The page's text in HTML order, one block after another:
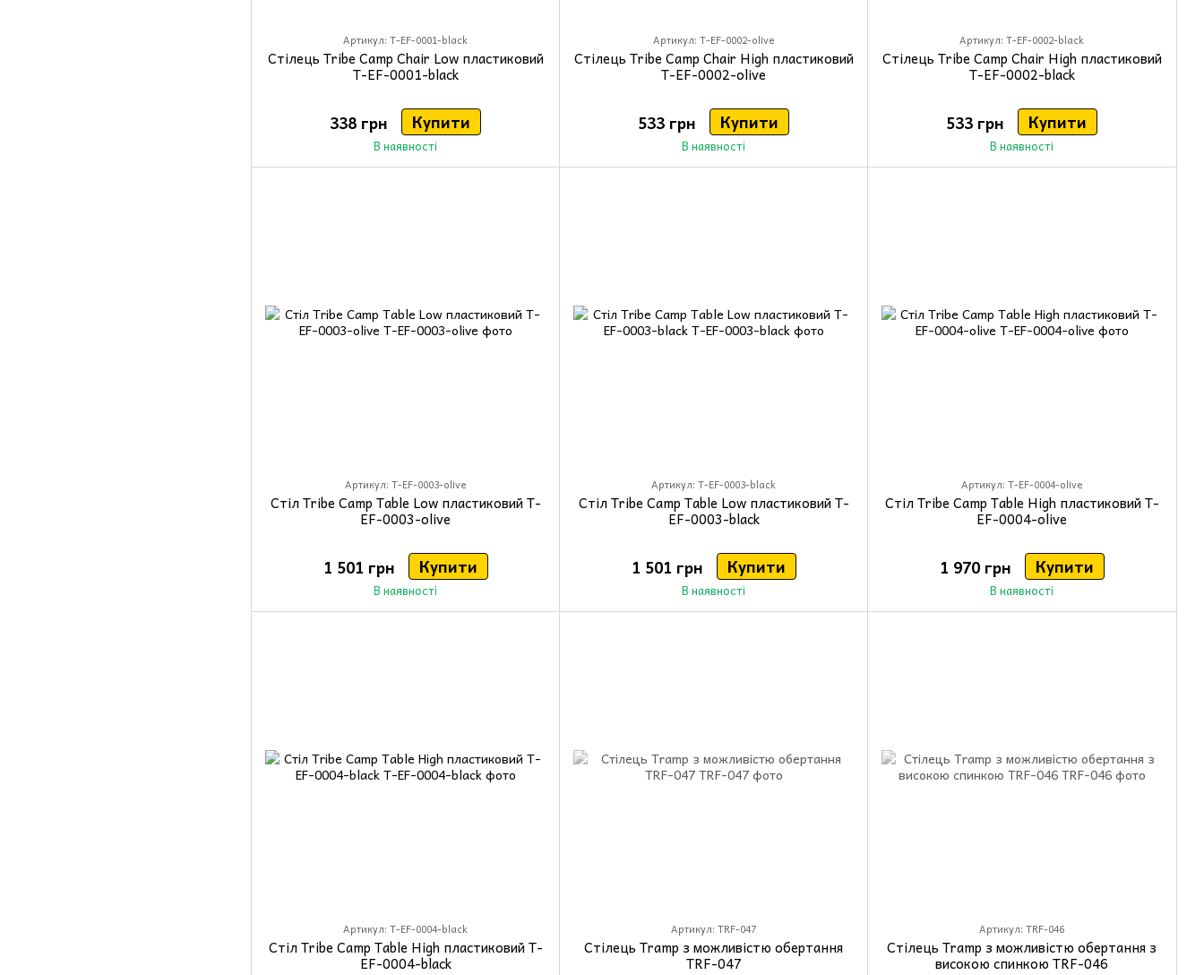
Артикул: T-EF-0001-black
Стілець Tribe Camp Chair Low пластиковий
T-EF-0001-black
338 грн Купити
В наявності
Артикул: T-EF-0002-olive
Стілець Tribe Camp Chair High пластиковий
T-EF-0002-olive
533 грн Купити
В наявності
Артикул: T-EF-0002-black
Стілець Tribe Camp Chair High пластиковий
T-EF-0002-black
533 грн Купити
В наявності
Артикул: T-EF-0003-olive
Стіл Tribe Camp Table Low пластиковий T-
EF-0003-olive
1 501 грн Купити
В наявності
Артикул: T-EF-0003-black
Стіл Tribe Camp Table Low пластиковий T-
EF-0003-black
1 501 грн Купити
В наявності
Артикул: T-EF-0004-olive
Стіл Tribe Camp Table High пластиковий T-
EF-0004-olive
1 970 грн Купити
В наявності
Артикул: T-EF-0004-black
Стіл Tribe Camp Table High пластиковий T-
EF-0004-black
Артикул: TRF-047
Стілець Tramp з можливістю обертання
TRF-047
Артикул: TRF-046
Стілець Tramp з можливістю обертання з
високою спинкою TRF-046